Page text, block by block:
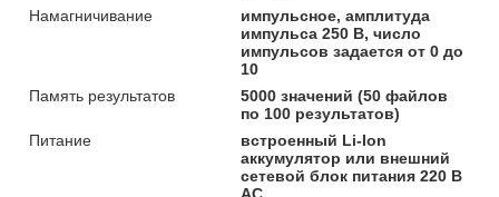
Намагничивание
импульсное, амплитуда
импульса 250 В, число
импульсов задается от 0 до
10
Память результатов
5000 значений (50 файлов
по 100 результатов)
Питание
встроенный Li-Ion
аккумулятор или внешний
сетевой блок питания 220 В
AC